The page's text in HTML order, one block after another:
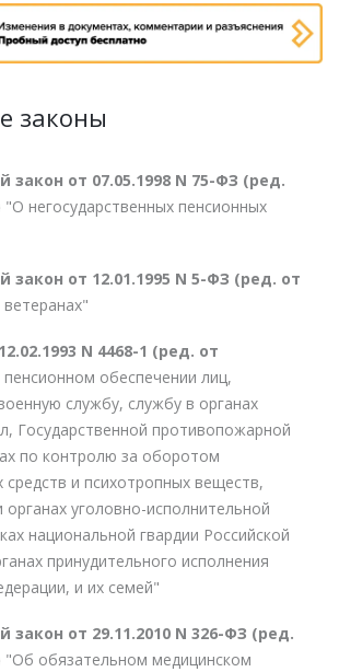
законы
закон от 07.05.1998 N 75-ФЗ (ред.
"О негосударственных пенсионных
закон от 12.01.1995 N 5-ФЗ (ред. от
N 4468-1 (ред. от
обеспечении лиц,
службу, службу в органах
Государственной противопожарной
по контролю за оборотом
средств и психотропных веществ,
органах уголовно-исполнительной
национальной гвардии Российской
принудительного исполнения
и их семей"
закон от 29.11.2010 N 326-ФЗ (ред.
"Об обязательном медицинском